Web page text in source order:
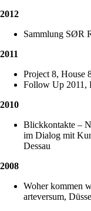
2012
Sammlung SØR
2011
Project 8, House
Follow Up 2011,
2010
Blickkontakte –
im Dialog mit
Dessau
2008
Woher kommen
arteversum,